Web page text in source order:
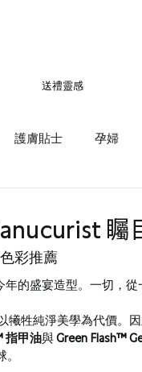
送禮靈感
護膚貼士 孕婦
矚
彩推薦
的盛宴造型。一切，從
犧牲純淨美學為代價。
指甲油與 Green Flash™